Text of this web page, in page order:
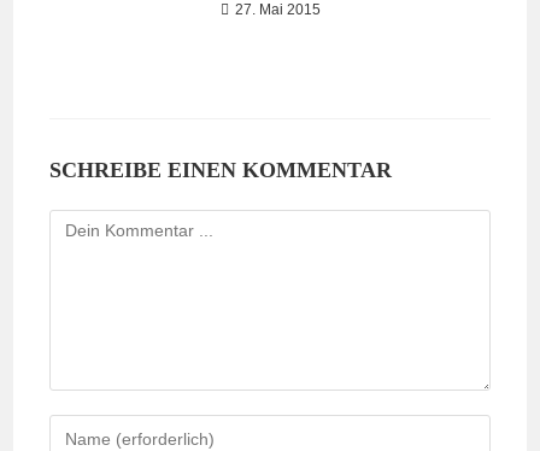
27. Mai 2015
SCHREIBE EINEN KOMMENTAR
Kommentieren